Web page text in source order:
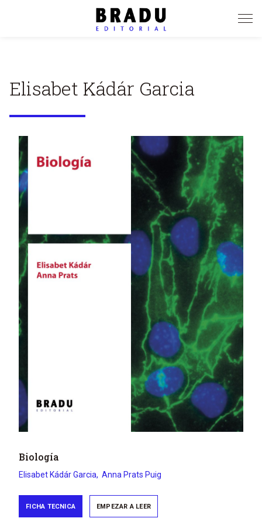
Elisabet Kádár Garcia
Image
Biología
Elisabet Kádár Garcia Anna Prats Puig
FICHA TECNICA EMPEZAR A LEER